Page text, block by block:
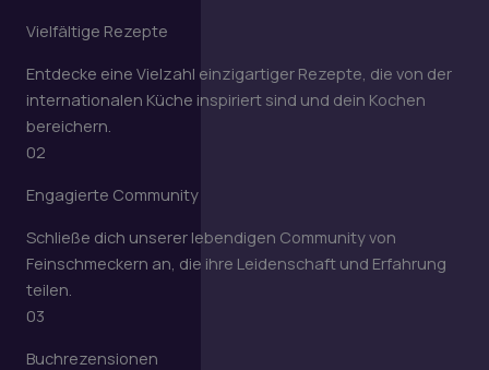
Vielfältige Rezepte
Entdecke eine Vielzahl einzigartiger Rezepte, die von der
internationalen Küche inspiriert sind und dein Kochen
bereichern.
02
Engagierte Community
Schließe dich unserer lebendigen Community von
Feinschmeckern an, die ihre Leidenschaft und Erfahrung
teilen.
03
Buchrezensionen